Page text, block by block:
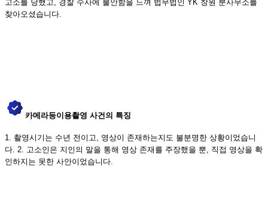
고소를 당했고, 경찰 수사에 불안함을 느껴 법무법인 YK 창원 분사무소를
찾아오셨습니다.
카메라등이용촬영 사건의 특징
1. 촬영시기는 수년 전이고, 영상이 존재하는지도 불분명한 상황이었습니
다. 2. 고소인은 지인의 말을 통해 영상 존재를 주장했을 뿐, 직접 영상을 확
인하지는 못한 사안이었습니다.